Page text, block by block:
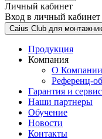
Личный кабинет
Вход в личный кабинет
Caius Club для
Продукция
Компания
О Компании
Референц-
Гарантия и сервис
Наши партнеры
Обучение
Новости
Контакты